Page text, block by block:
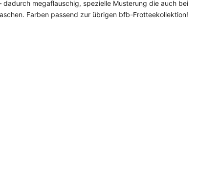
megaflauschig, spezielle Musterung die auch bei
Farben passend zur übrigen bfb-Frotteekollektion!